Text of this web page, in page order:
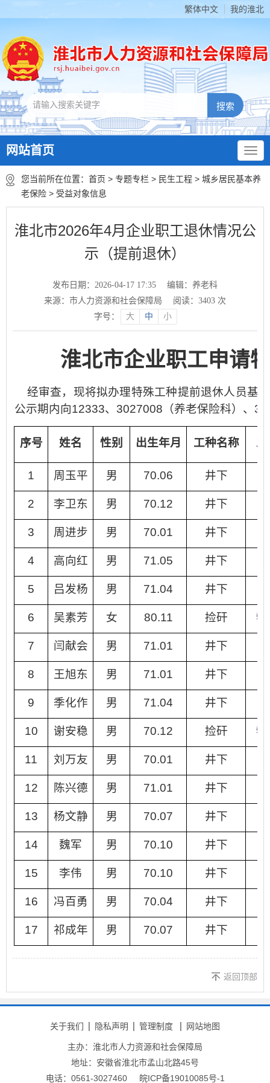
繁体中文 我的淮北
网站首页
您当前所在位置： 首页 > 专题专栏 > 民生工程 > 城乡居民基本养
老保险 > 受益对象信息
淮北市2026年4月企业职工退休情况公
示（提前退休）
发布日期：2026-04-17 17:35
编辑：养老科
来源：市人力资源和社会保障局
阅读： 3403 次
字号：
大 中 小
淮北市企业职工申请
经审查，现将拟办理特殊工种提前退休人员基
公示期内向12333、3027008（养老保险科）、
序号 姓名 性别 出生年月 工种名称
1 周玉平 男 70.06 井下
2 李卫东 男 70.12 井下
3 周进步 男 70.01 井下
4 高向红 男 71.05 井下
5 吕发杨 男 71.04 井下
6 吴素芳 女 80.11 捡矸
7 闫献会 男 71.01 井下
8 王旭东 男 71.01 井下
9 季化作 男 71.04 井下
10 谢安稳 男 70.12 捡矸
11 刘万友 男 70.01 井下
12 陈兴德 男 71.01 井下
13 杨文静 男 70.07 井下
14 魏军 男 70.10 井下
15 李伟 男 70.10 井下
16 冯百勇 男 70.04 井下
17 祁成年 男 70.07 井下
返回顶部
关于我们 隐私声明 管理制度 网站地图
主办：淮北市人力资源和社会保障局
地址：安徽省淮北市孟山北路45号
电话：0561-3027460
皖ICP备19010085号-1